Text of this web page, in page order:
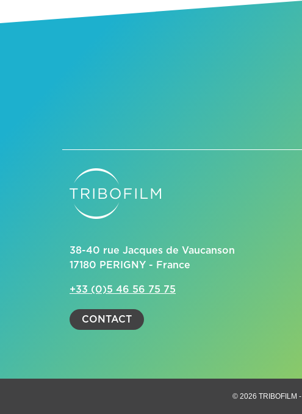
38-40 rue Jacques de Vaucanson
17180 PERIGNY - France
+33 (0)5 46 56 75 75
CONTACT
© 2026 TRIBOFILM -